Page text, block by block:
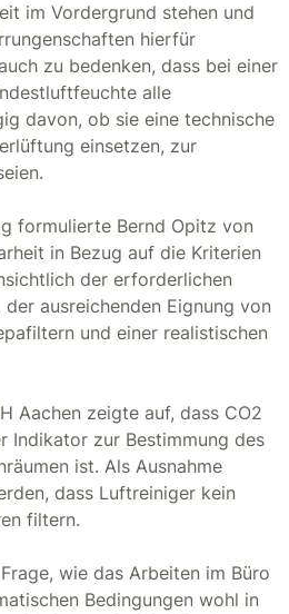
im Vordergrund stehen und
hierfür
zu bedenken, dass bei einer
alle
davon, ob sie eine technische
einsetzen, zur
formulierte Bernd Opitz von
in Bezug auf die Kriterien
der erforderlichen
ausreichenden Eignung von
und einer realistischen
Aachen zeigte auf, dass CO2
Indikator zur Bestimmung des
ist. Als Ausnahme
dass Luftreiniger kein
filtern.
wie das Arbeiten im Büro
Bedingungen wohl in